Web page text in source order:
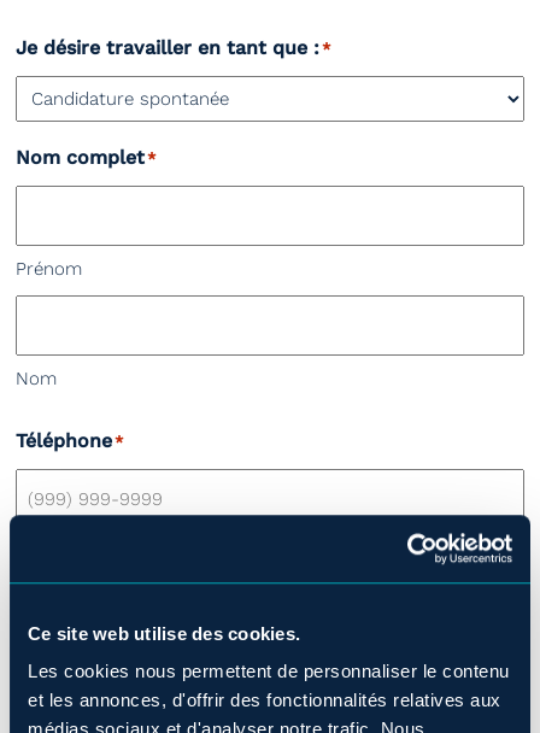
Ce site web utilise des cookies.
Les cookies nous permettent de personnaliser le contenu
et les annonces, d'offrir des fonctionnalités relatives aux
Je désire travailler en tant que :*
Nom complet*
Prénom
Nom
Téléphone*
Qu'est-ce qui vous donne le goût de venir travailler
chez Monsieur Jean? Pourquoi nous choisir?